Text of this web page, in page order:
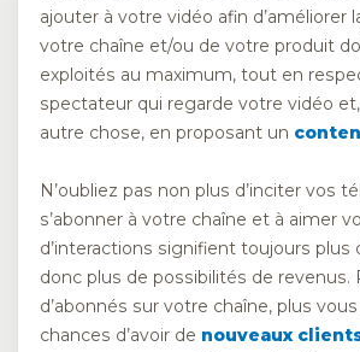
ajouter à votre vidéo afin d’améliorer
votre chaîne et/ou de votre produit
exploités au maximum, tout en
spectateur qui regarde votre vidéo
autre chose, en proposant un
N’oubliez pas non plus d’inciter vos
s’abonner à votre chaîne et à aimer
d’interactions signifient toujours plus
donc plus de possibilités de revenus.
d’abonnés sur votre chaîne, plus
chances d’avoir de nouveaux